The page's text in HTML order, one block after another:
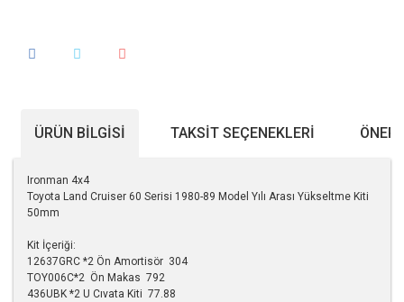
ÜRÜN BILGISI TAKSIT SEÇENEKLERI
Ironman 4x4
Toyota Land Cruiser 60 Serisi 1980-89 Model Yılı Arası Yükseltme Kiti
50mm
Kit İçeriği:
12637GRC *2 Ön Amortisör 304
TOY006C*2 Ön Makas 792
436UBK *2 U Cıvata Kiti 77.88